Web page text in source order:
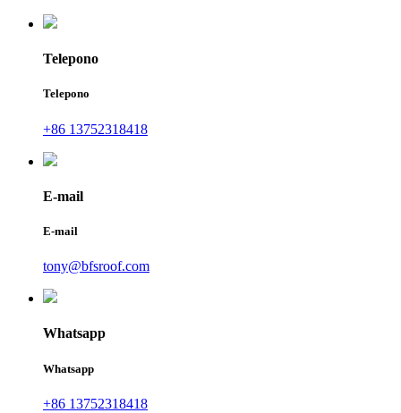
Telepono
Telepono
+86 13752318418
E-mail
E-mail
tony@bfsroof.com
Whatsapp
Whatsapp
+86 13752318418